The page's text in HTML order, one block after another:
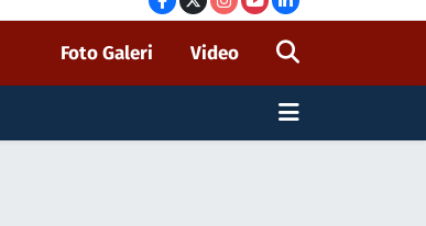
Foto Galeri Video